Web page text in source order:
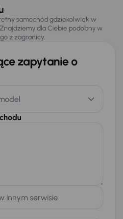
samochód gdziekolwiek w
dla Ciebie podobny w
z zagranicy.
zapytanie o
innym serwisie